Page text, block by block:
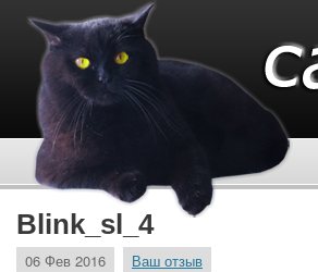
Blink_sl_4
06 Фев 2016 Ваш отзыв